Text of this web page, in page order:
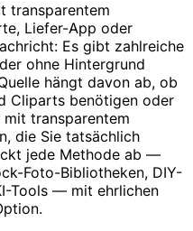
transparentem
Liefer-App oder
Es gibt zahlreiche
ohne Hintergrund
hängt davon ab, ob
Cliparts benötigen oder
transparentem
die Sie tatsächlich
jede Methode ab —
Foto-Bibliotheken, DIY-
Tools — mit ehrlichen